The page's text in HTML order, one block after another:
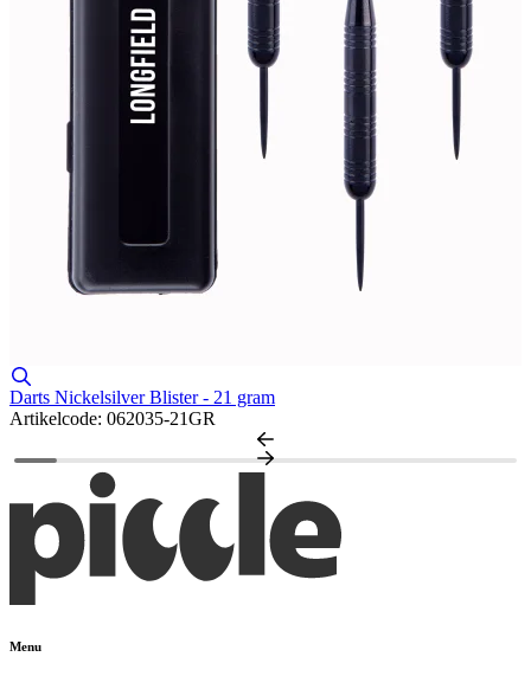
Darts Nickelsilver Blister - 21 gram
Artikelcode: 062035-21GR
Menu